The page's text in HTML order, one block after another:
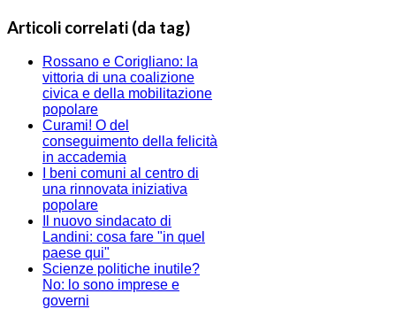
Articoli correlati (da tag)
Rossano e Corigliano: la
vittoria di una coalizione
civica e della mobilitazione
popolare
Curami! O del
conseguimento della felicità
in accademia
I beni comuni al centro di
una rinnovata iniziativa
popolare
Il nuovo sindacato di
Landini: cosa fare "in quel
paese qui"
Scienze politiche inutile?
No: lo sono imprese e
governi